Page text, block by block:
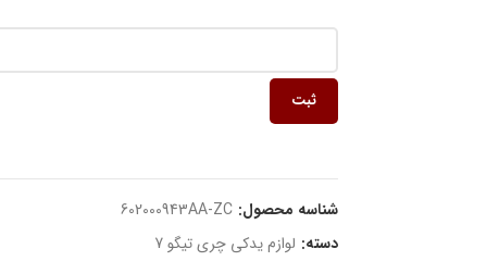
ثبت
شناسه محصول: 602000943AA-ZC
دسته: لوازم یدکی چری تیگو 7